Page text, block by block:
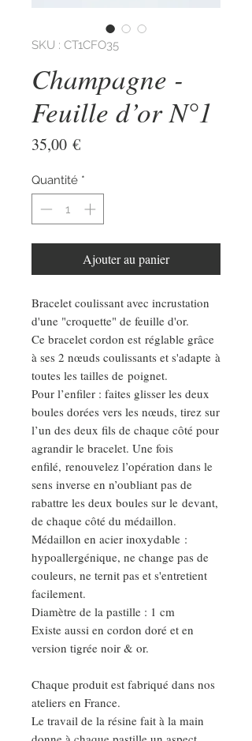
SKU : CT1CFO35
Champagne -
Feuille d’or N°1
35,00 €Prix
Quantité *
Ajouter au panier
Bracelet coulissant avec incrustation
d'une "croquette" de feuille d'or.
Ce bracelet cordon est réglable grâce
à ses 2 nœuds coulissants et s'adapte à
toutes les tailles de poignet.
Pour l’enfiler : faites glisser les deux
boules dorées vers les nœuds, tirez sur
l’un des deux fils de chaque côté pour
agrandir le bracelet. Une fois
enfilé, renouvelez l’opération dans le
sens inverse en n’oubliant pas de
rabattre les deux boules sur le devant,
de chaque côté du médaillon.
Médaillon en acier inoxydable :
hypoallergénique, ne change pas de
couleurs, ne ternit pas et s'entretient
facilement.
Diamètre de la pastille : 1 cm
Existe aussi en cordon doré et en
version tigrée noir & or.
Chaque produit est fabriqué dans nos
ateliers en France.
Le travail de la résine fait à la main